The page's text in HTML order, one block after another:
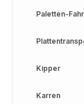
Paletten-
Kipper
Karren